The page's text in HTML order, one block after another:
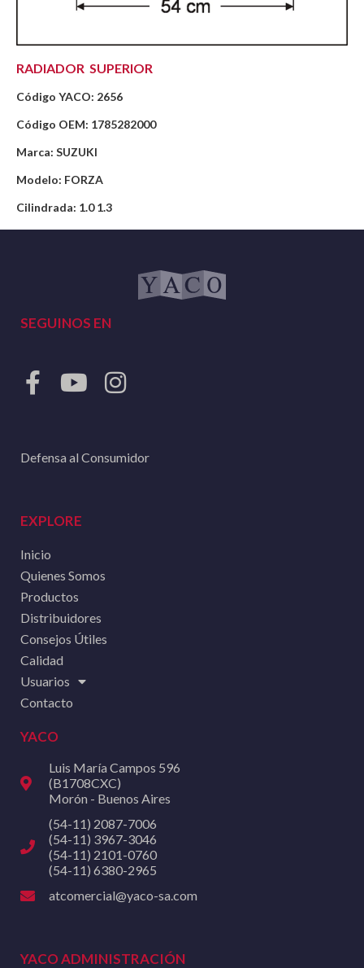
RADIADOR SUPERIOR
Código YACO: 2656
Código OEM: 1785282000
Marca: SUZUKI
Modelo: FORZA
Cilindrada: 1.0 1.3
SEGUINOS EN
Defensa al Consumidor
EXPLORE
Inicio
Quienes Somos
Productos
Distribuidores
Consejos Útiles
Calidad
Usuarios
Contacto
YACO
Luis María Campos 596
(B1708CXC)
Morón - Buenos Aires
(54-11) 2087-7006
(54-11) 3967-3046
(54-11) 2101-0760
(54-11) 6380-2965
atcomercial@yaco-sa.com
YACO ADMINISTRACIÓN